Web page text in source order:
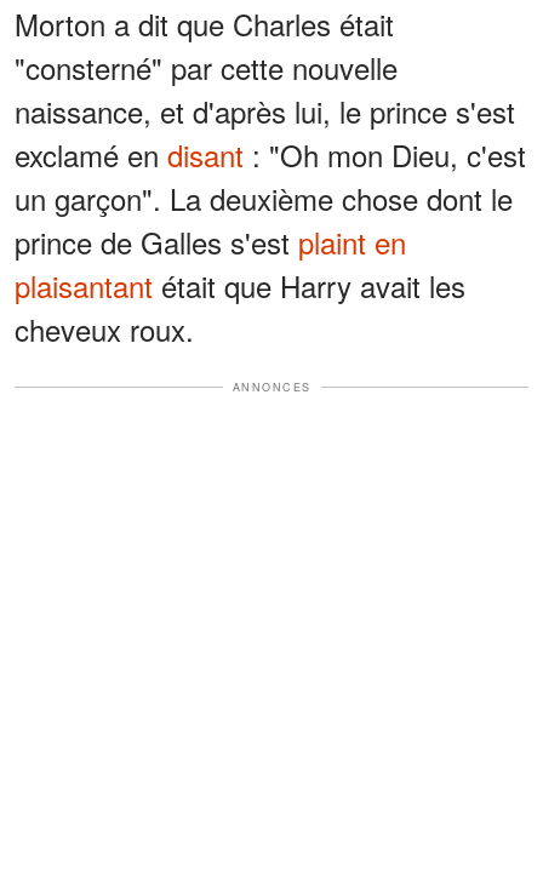
Morton a dit que Charles était
"consterné" par cette nouvelle
naissance, et d'après lui, le prince s'est
exclamé en disant : "Oh mon Dieu, c'est
un garçon". La deuxième chose dont le
prince de Galles s'est plaint en
plaisantant était que Harry avait les
cheveux roux.
ANNONCES